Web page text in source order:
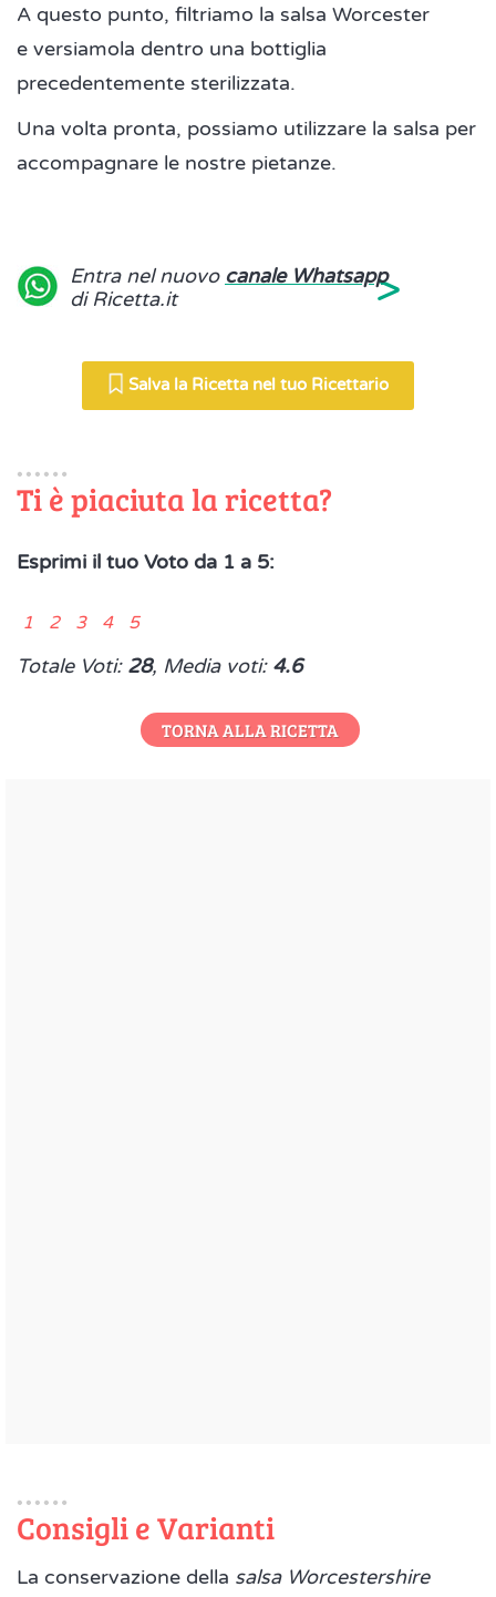
A questo punto, filtriamo la salsa Worcester
e versiamola dentro una bottiglia
precedentemente sterilizzata.
Una volta pronta, possiamo utilizzare la salsa per
accompagnare le nostre pietanze.
Entra nel nuovo canale Whatsapp
di Ricetta.it
>
Salva la Ricetta nel tuo Ricettario
Ti è piaciuta la ricetta?
Esprimi il tuo Voto da 1 a 5:
1 2 3 4 5
Totale Voti: 28, Media voti: 4.6
TORNA ALLA RICETTA
Consigli e Varianti
La conservazione della salsa Worcestershire